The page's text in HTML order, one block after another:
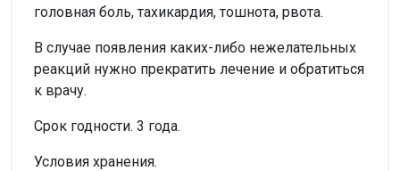
головная боль, тахикардия, тошнота, рвота.
В случае появления каких-либо нежелательных
реакций нужно прекратить лечение и обратиться
к врачу.
Срок годности. 3 года.
Условия хранения.